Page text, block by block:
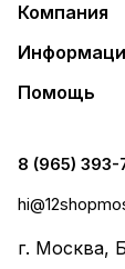
Компания
Помощь
8 (965) 393-
г. Москва,